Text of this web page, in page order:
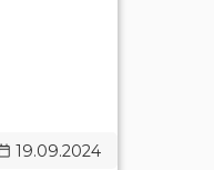
19.09.2024